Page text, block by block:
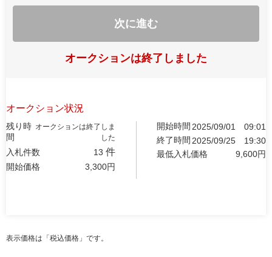
次に進む
オークションは終了しました
オークション状況
残り時
間
オークションは終了しま
した
入札件数 13 件
開始価格 3,300円
開始時間 2025/09/01
09:01
終了時間 2025/09/25
19:30
最低入札価格
9,600円
表示価格は「税込価格」です。